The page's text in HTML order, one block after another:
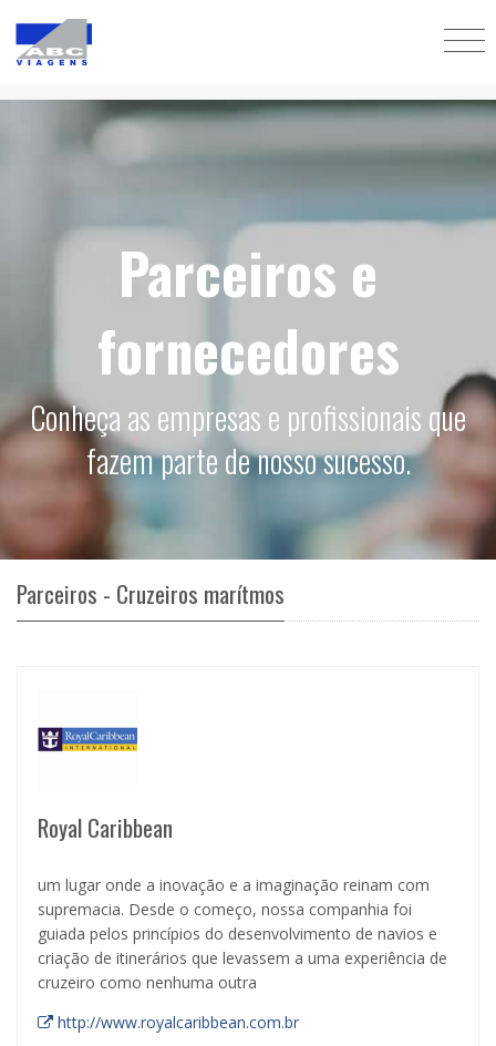
Parceiros e
fornecedores
Conheça as empresas e profissionais que
fazem parte de nosso sucesso.
Parceiros - Cruzeiros marítmos
Royal Caribbean
um lugar onde a inovação e a imaginação reinam com
supremacia. Desde o começo, nossa companhia foi
guiada pelos princípios do desenvolvimento de navios e
criação de itinerários que levassem a uma experiência de
cruzeiro como nenhuma outra
http://www.royalcaribbean.com.br